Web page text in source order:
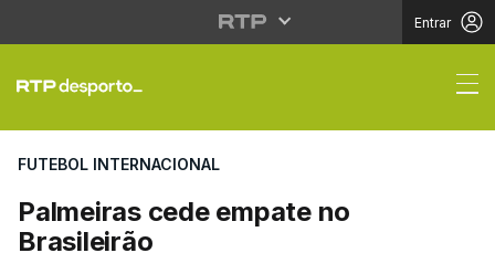
Entrar
Palmeiras cede
FUTEBOL INTERNACIONAL
Palmeiras cede empate no
Brasileirão